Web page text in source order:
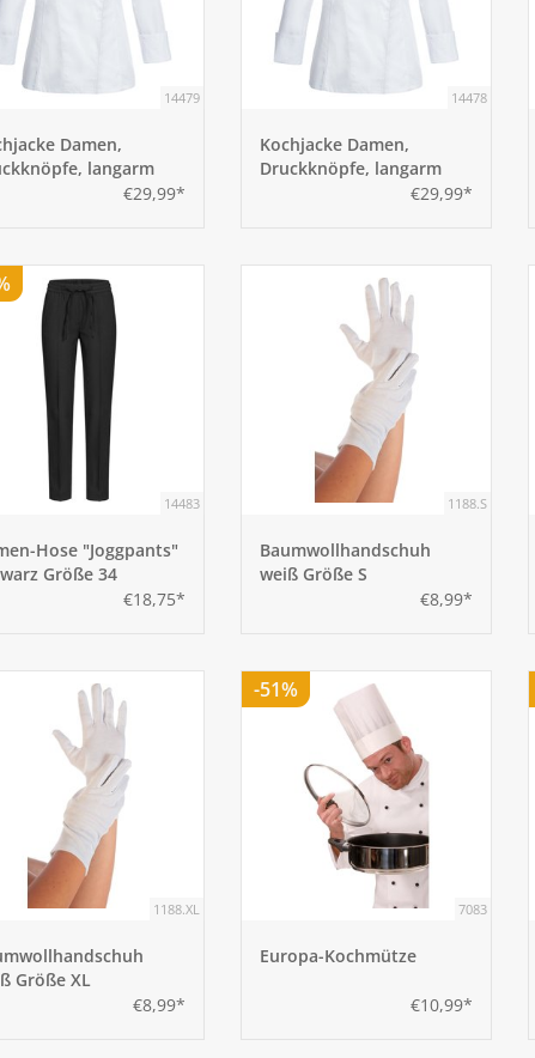
14479
Damen,
langarm
€29,99*
14478
Kochjacke Damen,
Druckknöpfe, langarm
€29,99*
14483
Hose "Joggpants"
Größe 34
€18,75*
1188.S
Baumwollhandschuh
weiß Größe S
€8,99*
1188.XL
Größe XL
€8,99*
-51%
7083
Europa-Kochmütze
€10,99*